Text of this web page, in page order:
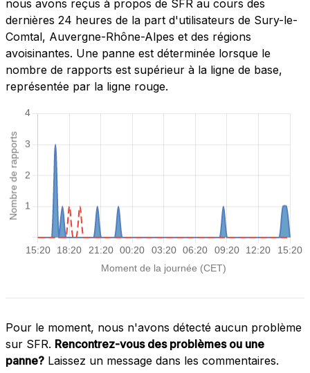
nous avons reçus à propos de SFR au cours des
dernières 24 heures de la part d'utilisateurs de Sury-le-
Comtal, Auvergne-Rhône-Alpes et des régions
avoisinantes. Une panne est déterminée lorsque le
nombre de rapports est supérieur à la ligne de base,
représentée par la ligne rouge.
Pour le moment, nous n'avons détecté aucun problème
sur SFR. Rencontrez-vous des problèmes ou une
panne? Laissez un message dans les commentaires.